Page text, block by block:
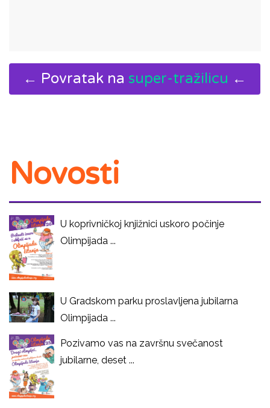
← Povratak na super-tražilicu ←
Novosti
U koprivničkoj knjižnici uskoro počinje
Olimpijada ...
U Gradskom parku proslavljena jubilarna
Olimpijada ...
Pozivamo vas na završnu svečanost
jubilarne, deset ...